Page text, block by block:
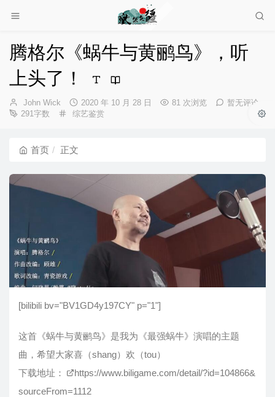
腾格尔《蜗牛与黄鹂鸟》，听
上头了！
博
主：
John Wick
发
布
2020 年 10 月 28 日 81 次浏览
暂无评论
291字数
分
综艺鉴赏
首页 正文
[bilibili bv="BV1GD4y197CY" p="1"]
这首《蜗牛与黄鹂鸟》是我为《最强蜗牛》演唱的主题
曲，希望大家喜（shang）欢（tou）
下载地址：
https://www.biligame.com/detail/?id=104866&
sourceFrom=1112